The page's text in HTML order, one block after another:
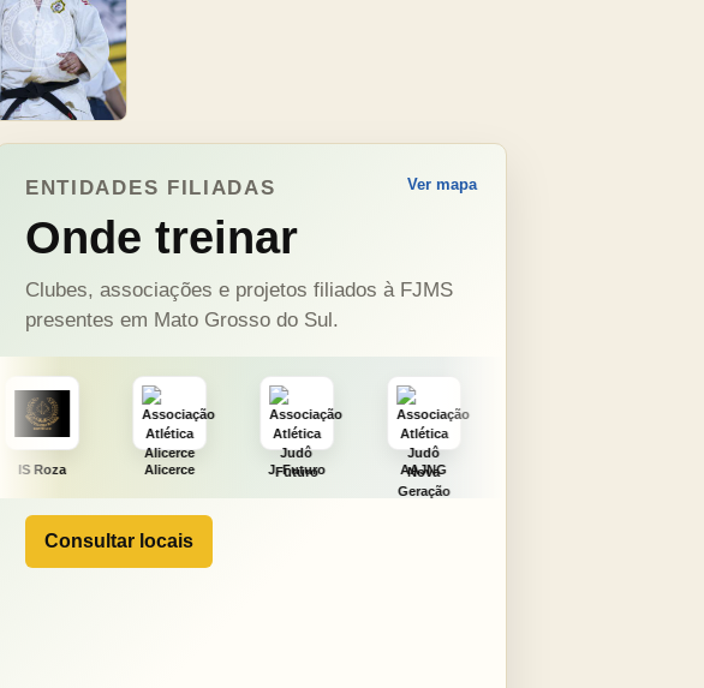
ENTIDADES FILIADAS
Onde treinar
Ver mapa
Clubes, associações e projetos filiados à FJMS
presentes em Mato Grosso do Sul.
Alicerce J. Futuro AAJNG TSURU
Consultar locais